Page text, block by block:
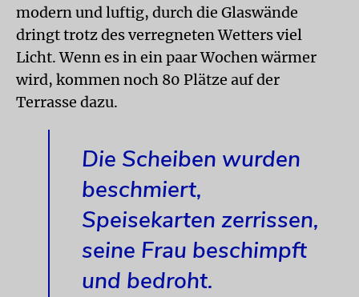
modern und luftig, durch die Glaswände
dringt trotz des verregneten Wetters viel
Licht. Wenn es in ein paar Wochen wärmer
wird, kommen noch 80 Plätze auf der
Terrasse dazu.
Die Scheiben wurden
beschmiert,
Speisekarten zerrissen,
seine Frau beschimpft
und bedroht.